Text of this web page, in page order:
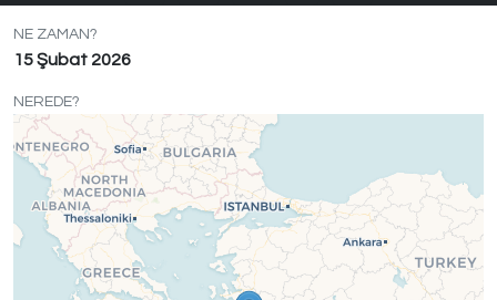
NE ZAMAN?
15 Şubat 2026
NEREDE?